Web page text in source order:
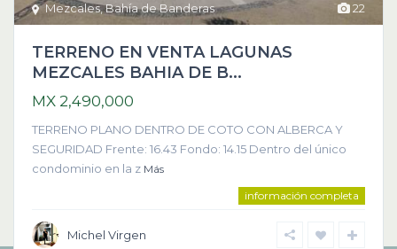
22
Mezcales,Bahía de Banderas
TERRENO EN VENTA LAGUNAS
MEZCALES BAHIA DE B...
MX 2,490,000
TERRENO PLANO DENTRO DE COTO CON ALBERCA Y
SEGURIDAD Frente: 16.43 Fondo: 14.15 Dentro del único
condominio en la z Más
información completa
Michel Virgen